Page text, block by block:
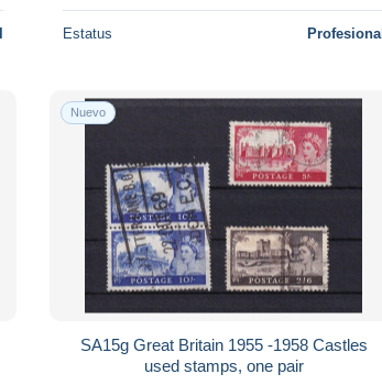
Estatus Profesional
Nuevo
SA15g Great Britain 1955 -1958 Castles
used stamps, one pair